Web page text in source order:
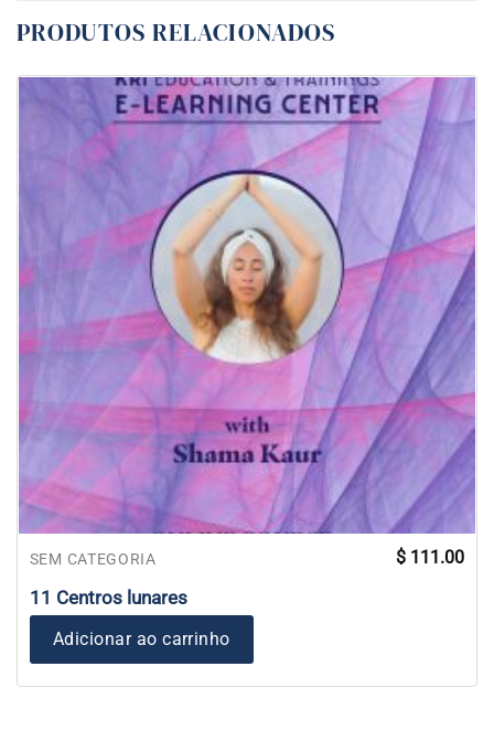
PRODUTOS RELACIONADOS
SEM CATEGORIA
11 Centros lunares
$ 111.00
Adicionar ao carrinho